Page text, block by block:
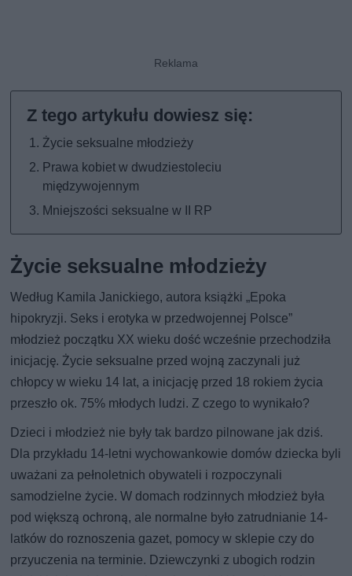
Życie seksualne młodzieży
Prawa kobiet w dwudziestoleciu
międzywojennym
Mniejszości seksualne w II RP
Życie seksualne młodzieży
Według Kamila Janickiego, autora książki „Epoka
hipokryzji. Seks i erotyka w przedwojennej Polsce”
młodzież początku XX wieku dość wcześnie przechodziła
inicjację. Życie seksualne przed wojną zaczynali już
chłopcy w wieku 14 lat, a inicjację przed 18 rokiem życia
przeszło ok. 75% młodych ludzi. Z czego to wynikało?
Dzieci i młodzież nie były tak bardzo pilnowane jak dziś.
Dla przykładu 14-letni wychowankowie domów dziecka byli
uważani za pełnoletnich obywateli i rozpoczynali
samodzielne życie. W domach rodzinnych młodzież była
pod większą ochroną, ale normalne było zatrudnianie 14-
latków do roznoszenia gazet, pomocy w sklepie czy do
przyuczenia na terminie. Dziewczynki z ubogich rodzin